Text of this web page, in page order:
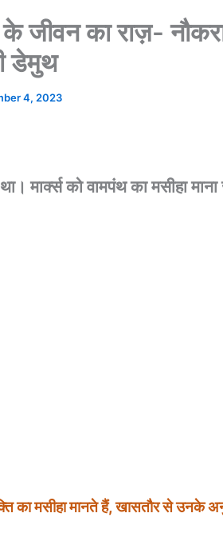
के जीवन का राज़-
डेमुथ
4, 2023
था। मार्क्सकोवामपंथकामसीहामाना
कामसीहामानतेहैं,खासतौरसेउनके